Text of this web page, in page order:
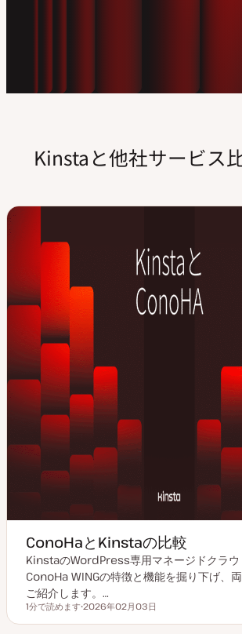
Kinstaと他社サービス
ConoHaとKinstaの比較
KinstaのWordPress専用マネージドクラウ
ConoHa WINGの特徴と機能を掘り下げ、
ご紹介します。…
読むのにかかる時間
1分で読めます
新
2026年02月03日